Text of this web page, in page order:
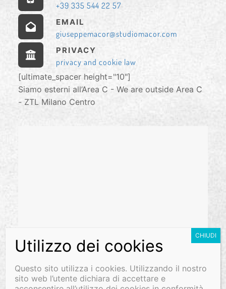
+39 335 544 22 57
EMAIL
giuseppemacor@studiomacor.com
PRIVACY
privacy and cookie law
[ultimate_spacer height="10"]
Siamo esterni all’Area C - We are outside Area C
- ZTL Milano Centro
Questo sito utilizza i cookies. Utilizzando il nostro
sito web l’utente dichiara di accettare e